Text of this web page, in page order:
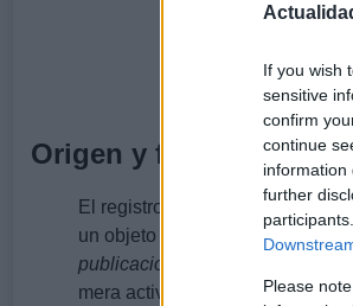
If you wish
sensitive
confirm
continue
information
further
Please
Origen y función
El registro mercantil refleja que
un objeto social orientado a la
publicaciones
mera actividad periodística